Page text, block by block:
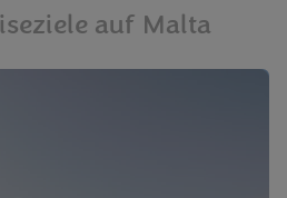
auf Malta